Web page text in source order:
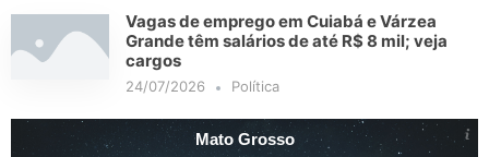
Vagas de emprego em Cuiabá e Várzea
Grande têm salários de até R$ 8 mil; veja
cargos
24/07/2026 Política
Mato Grosso